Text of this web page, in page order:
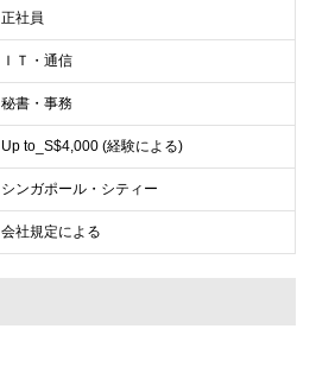
正社員
ＩＴ・通信
秘書・事務
Up to_S$4,000 (経験による)
シンガポール・シティー
会社規定による